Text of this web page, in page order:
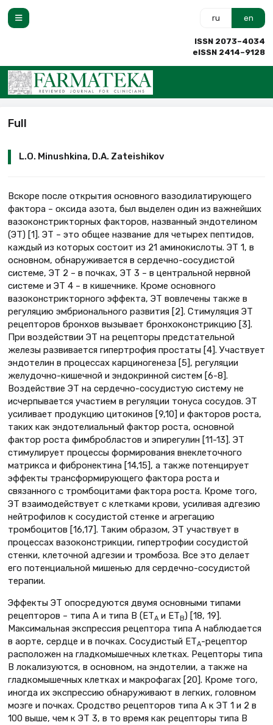
ru en
ISSN 2073–4034
eISSN 2414–9128
Full
L.O. Minushkina, D.A. Zateishikov
Вскоре после открытия основного вазодилатирующего
фактора – оксида азота, был выделен один из важнейших
вазоконстрикторных факторов, названный эндотелином
(ЭТ) [1]. ЭТ – это общее название для четырех пептидов,
каждый из которых состоит из 21 аминокислоты. ЭТ 1, в
основном, обнаруживается в сердечно-сосудистой
системе, ЭТ 2 – в почках, ЭТ 3 – в центральной нервной
системе и ЭТ 4 – в кишечнике. Кроме основного
вазоконстрикторного эффекта, ЭТ вовлечены также в
регуляцию эмбрионального развития [2]. Стимуляция ЭТ
рецепторов бронхов вызывает бронхоконстрикцию [3].
При воздействии ЭТ на рецепторы предстательной
железы развивается гипертрофия простаты [4]. Участвует
эндотелин в процессах карциногенеза [5], регуляции
желудочно-кишечной и эндокринной систем [6-8].
Воздействие ЭТ на сердечно-сосудистую систему не
исчерпывается участием в регуляции тонуса сосудов. ЭТ
усиливает продукцию цитокинов [9,10] и факторов роста,
таких как эндотелиальный фактор роста, основной
фактор роста фимбробластов и эпирегулин [11-13]. ЭТ
стимулирует процессы формирования внеклеточного
матрикса и фибронектина [14,15], а также потенцирует
эффекты трансформирующего фактора роста и
связанного с тромбоцитами фактора роста. Кроме того,
ЭТ взаимодействует с клетками крови, усиливая адгезию
нейтрофилов к сосудистой стенке и агрегацию
тромбоцитов [16,17]. Таким образом, ЭТ участвует в
процессах вазоконстрикции, гипертрофии сосудистой
стенки, клеточной адгезии и тромбоза. Все это делает
его потенциальной мишенью для сердечно-сосудистой
терапии.
Эффекты ЭТ опосредуются двумя основными типами
рецепторов – типа А и типа В (EТA и ЕТ В) [18, 19].
Максимальная экспрессия рецептора типа А наблюдается
в аорте, сердце и в почках. Сосудистый EТA-рецептор
расположен на гладкомышечных клетках. Рецепторы типа
В локализуются, в основном, на эндотелии, а также на
гладкомышечных клетках и макрофагах [20]. Кроме того,
иногда их экспрессию обнаруживают в легких, головном
мозге и почках. Сродство рецепторов типа А к ЭТ 1 и 2 в
100 выше, чем к ЭТ 3, в то время как рецепторы типа В